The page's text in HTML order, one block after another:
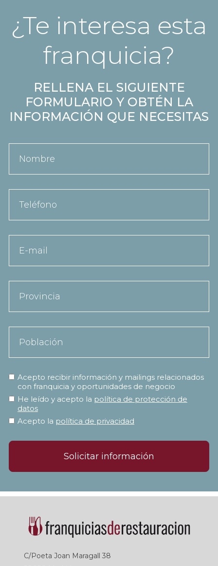
¿Te interesa esta
franquicia?
RELLENA EL SIGUIENTE
FORMULARIO Y OBTÉN LA
INFORMACIÓN QUE NECESITAS
Acepto recibir información y mailings relacionados
con franquicia y oportunidades de negocio
He leído y acepto la política de protección de
datos
Acepto la política de privacidad
Solicitar información
C/Poeta Joan Maragall 38